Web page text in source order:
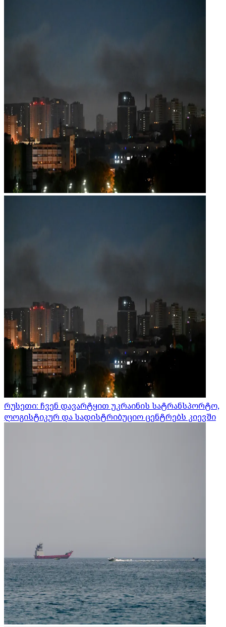
რუსეთი: ჩვენ დავარტყით უკრაინის სატრანსპორტო,
ლოგისტიკურ და სადისტრიბუციო ცენტრებს კიევში